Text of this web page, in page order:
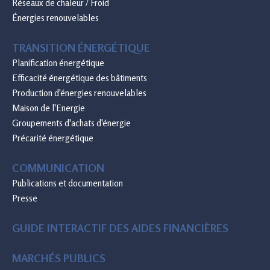
Réseaux de chaleur / Froid
Énergies renouvelables
TRANSITION ÉNERGÉTIQUE
Planification énergétique
Efficacité énergétique des bâtiments
Production d'énergies renouvelables
Maison de l'Energie
Groupements d'achats d'énergie
Précarité énergétique
COMMUNICATION
Publications et documentation
Presse
GUIDE INTERACTIF DES AIDES FINANCIÈRES
MARCHÉS PUBLICS